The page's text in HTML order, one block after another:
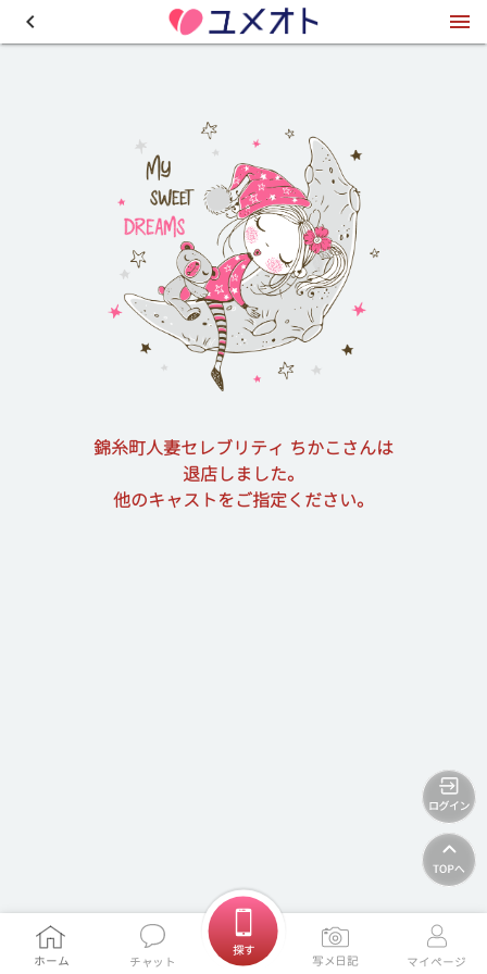
錦糸町人妻セレブリティ ちかこさんは
退店しました。
他のキャストをご指定ください。
ホームに戻る
ホーム チャット
探す
写メ日記 マイページ